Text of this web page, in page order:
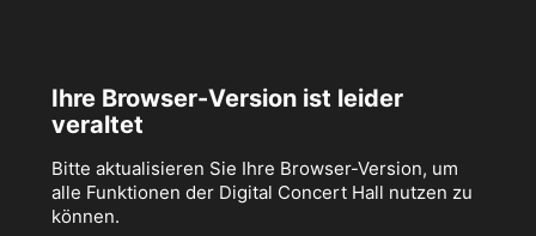
Ihre Browser-Version ist leider
veraltet
Bitte aktualisieren Sie Ihre Browser-Version, um
alle Funktionen der Digital Concert Hall nutzen zu
können.